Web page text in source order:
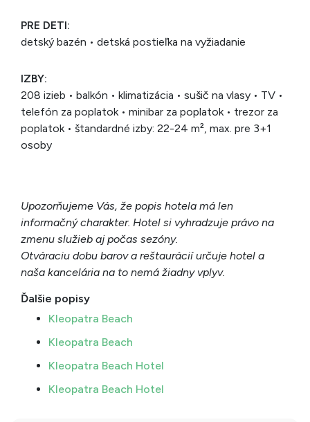
PRE DETI:
detský bazén • detská postieľka na vyžiadanie
IZBY:
208 izieb • balkón • klimatizácia • sušič na vlasy • TV •
telefón za poplatok • minibar za poplatok • trezor za
poplatok • štandardné izby: 22-24 m², max. pre 3+1
osoby
Upozorňujeme Vás, že popis hotela má len
informačný charakter. Hotel si vyhradzuje právo na
zmenu služieb aj počas sezóny.
Otváraciu dobu barov a reštaurácií určuje hotel a
naša kancelária na to nemá žiadny vplyv.
Ďalšie popisy
Kleopatra Beach
Kleopatra Beach
Kleopatra Beach Hotel
Kleopatra Beach Hotel